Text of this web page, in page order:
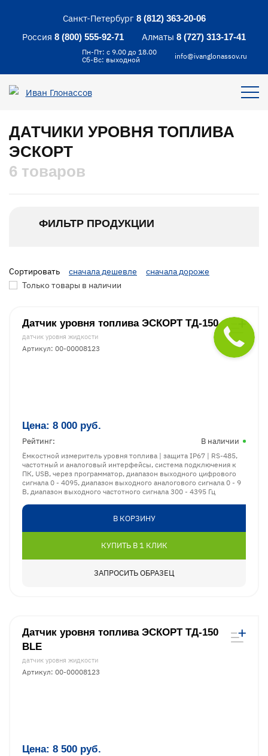
Санкт-Петербург 8 (812) 363-20-06
Россия 8 (800) 555-92-71 Алматы 8 (727) 313-17-41
Пн-Пт: с 9.00 до 18.00
Сб-Вс: выходной
info@ivanglonassov.ru
ДАТЧИКИ УРОВНЯ ТОПЛИВА
ЭСКОРТ
6 товаров
ФИЛЬТР ПРОДУКЦИИ
Сортировать сначала дешевле
сначала дороже
Только товары в наличии
Датчик уровня топлива ЭСКОРТ ТД-150
датчик уровня жидкости
Артикул: 00-00008123
Цена: 8 000 руб.
Рейтинг: В наличии
Ёмкостной измеритель уровня топлива | защита IP67 | RS-485,
частотный и аналоговый интерфейсы, система подключения к
ПК, USB, через программатор, диапазон выходного цифрового
сигнала 0 - 4095, диапазон выходного аналогового сигнала 0 - 9
В, диапазон выходного частотного сигнала 300 - 4395 Гц
В КОРЗИНУ
КУПИТЬ В 1 КЛИК
ЗАПРОСИТЬ ОБРАЗЕЦ
Датчик уровня топлива ЭСКОРТ ТД-150
BLE
датчик уровня жидкости
Артикул: 00-00008123
Цена: 8 500 руб.